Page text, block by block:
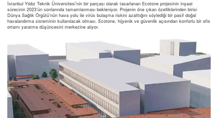
İstanbul Yıldız Teknik Üniversitesi’nin bir parçası olarak tasarlanan Ecotone projesinin inşaat
sürecinin 2023’ün sonlarında tamamlanması bekleniyor. Projenin öne çıkan özelliklerinden birisi
Dünya Sağlık Örgütü’nün hava yolu ile virüs bulaşma riskini azalttığını söylediği bir pasif doğal
havalandırma sisteminin kullanılacak olması. Ecotone, hijyenik ve güvenlik açısından konforlu bir ofis
ortamı yaratma düşüncesini merkezine alıyor.